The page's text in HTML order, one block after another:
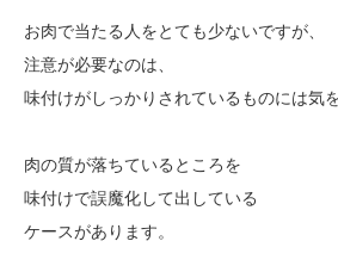
お肉で当たる人をとても少ないですが、
注意が必要なのは、
味付けがしっかりされているものには気
肉の質が落ちているところを
味付けで誤魔化して出している
ケースがあります。